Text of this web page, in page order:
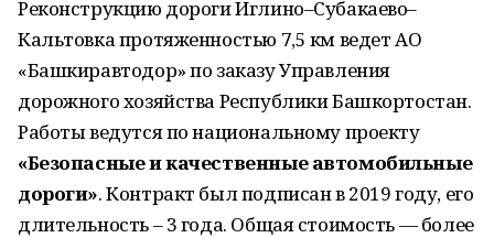
Реконструкцию дороги Иглино–Субакаево–
Кальтовка протяженностью 7,5 км ведет АО
«Башкиравтодор» по заказу Управления
дорожного хозяйства Республики Башкортостан.
Работы ведутся по национальному проекту
«Безопасные и качественные автомобильные
дороги». Контракт был подписан в 2019 году, его
длительность – 3 года. Общая стоимость ― более